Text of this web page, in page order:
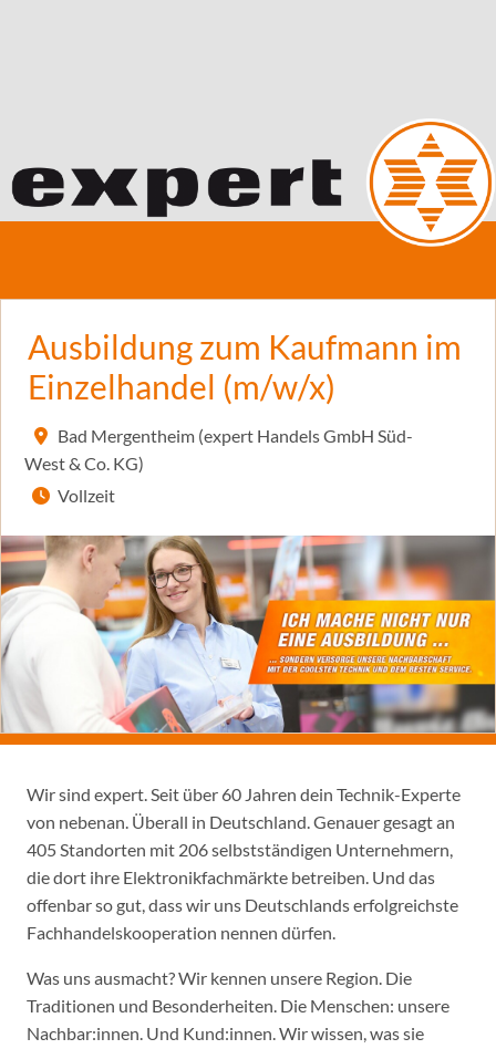
Ausbildung zum Kaufmann im
Einzelhandel (m/w/x)
Bad Mergentheim (expert Handels GmbH Süd-
West & Co. KG)
Vollzeit
Wir sind expert. Seit über 60 Jahren dein Technik-Experte
von nebenan. Überall in Deutschland. Genauer gesagt an
405 Standorten mit 206 selbstständigen Unternehmern,
die dort ihre Elektronikfachmärkte betreiben. Und das
offenbar so gut, dass wir uns Deutschlands erfolgreichste
Fachhandelskooperation nennen dürfen.
Was uns ausmacht? Wir kennen unsere Region. Die
Traditionen und Besonderheiten. Die Menschen: unsere
Nachbar:innen. Und Kund:innen. Wir wissen, was sie